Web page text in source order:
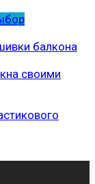
балкона